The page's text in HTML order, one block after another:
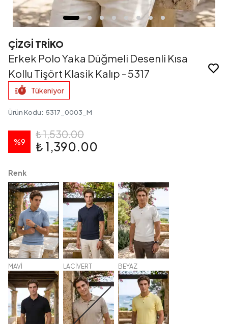
ÇİZGİ TRİKO
Erkek Polo Yaka Düğmeli Desenli Kısa
Kollu Tişört Klasik Kalıp - 5317
Tükeniyor
Ürün Kodu: 5317_0003_M
%9
₺ 1,530.00
₺ 1,390.00
Renk
MAVİ LACİVERT BEYAZ